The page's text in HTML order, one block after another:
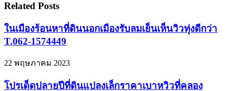
Related Posts
ในเมืองร้อนหาที่ดินนอกเมืองรับลมเย็นเห็นวิวทุ่งดีกว่า
T.062-1574449
22 พฤษภาคม 2023
โปรเด็ดปลายปีที่ดินแปลงเล็กราคาเบาหวิวที่คลอง